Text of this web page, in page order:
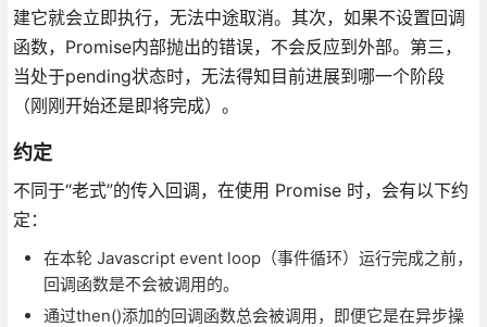
建它就会立即执行，无法中途取消。其次，如果不设置回调
函数，Promise内部抛出的错误，不会反应到外部。第三，
当处于pending状态时，无法得知目前进展到哪一个阶段
（刚刚开始还是即将完成）。
约定
不同于“老式”的传入回调，在使用 Promise 时，会有以下约
定：
在本轮 Javascript event loop（事件循环）运行完成之前，
回调函数是不会被调用的。
通过then()添加的回调函数总会被调用，即便它是在异步操